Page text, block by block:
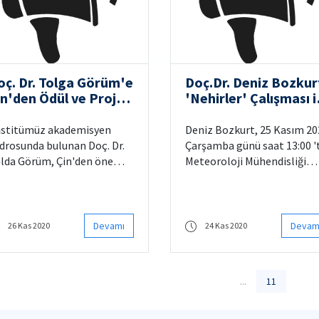
destek almaya hak kazandı.
Dr. Tolga Görüm'e
Ödül ve Proje
akademisyen
bulunan Doç. Dr.
Görüm, Çin'den önemli
kendini göstermiş ol du.
Yer Programı'nda yer
üyelerimiz, bu sayede Çin
26 Kas 2020 Devamı
Doç.Dr. Deniz
'Nehirler' Çalışması
Mühendisliği Bölüm
Seminerinde
Deniz Bozkurt, 25 Kasım 2020
Çarşamba günü saat 13:00
Meteoroloji Mühendisliği
Kökenli Atmosferik
Nehirlerin Mezopotamya
Nehirlerine Etkisi' üzerine
24 Kas 2020
... 11